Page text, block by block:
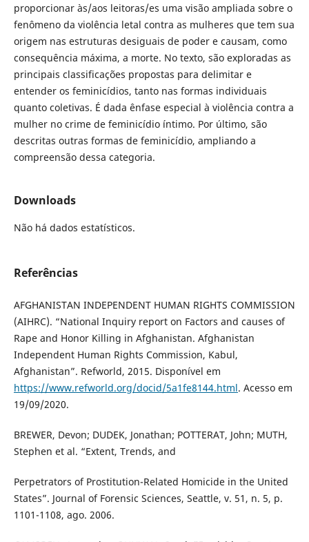
proporcionar às/aos leitoras/es uma visão ampliada sobre o
fenômeno da violência letal contra as mulheres que tem sua
origem nas estruturas desiguais de poder e causam, como
consequência máxima, a morte. No texto, são exploradas as
principais classificações propostas para delimitar e
entender os feminicídios, tanto nas formas individuais
quanto coletivas. É dada ênfase especial à violência contra a
mulher no crime de feminicídio íntimo. Por último, são
descritas outras formas de feminicídio, ampliando a
compreensão dessa categoria.
Downloads
Não há dados estatísticos.
Referências
AFGHANISTAN INDEPENDENT HUMAN RIGHTS COMMISSION
(AIHRC). “National Inquiry report on Factors and causes of
Rape and Honor Killing in Afghanistan. Afghanistan
Independent Human Rights Commission, Kabul,
Afghanistan”. Refworld, 2015. Disponível em
https://www.refworld.org/docid/5a1fe8144.html. Acesso em
19/09/2020.
BREWER, Devon; DUDEK, Jonathan; POTTERAT, John; MUTH,
Stephen et al. “Extent, Trends, and
Perpetrators of Prostitution-Related Homicide in the United
States”. Journal of Forensic Sciences, Seattle, v. 51, n. 5, p.
1101-1108, ago. 2006.